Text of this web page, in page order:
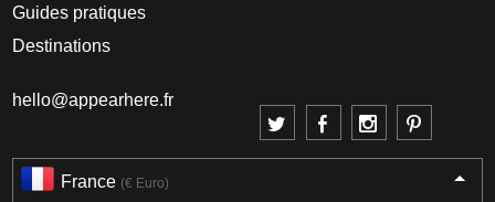
Guides pratiques
Destinations
hello@appearhere.fr
France (€ Euro)